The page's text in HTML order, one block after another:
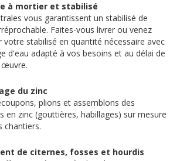
à mortier et stabilisé
vous garantissent un stabilisé de
Faites-vous livrer ou venez
votre stabilisé en quantité nécessaire avec
d'eau adapté à vos besoins et au délai de
œuvre.
du zinc
plions et assemblons des
en zinc (gouttières, habillages) sur mesure
chantiers.
de citernes, fosses et hourdis